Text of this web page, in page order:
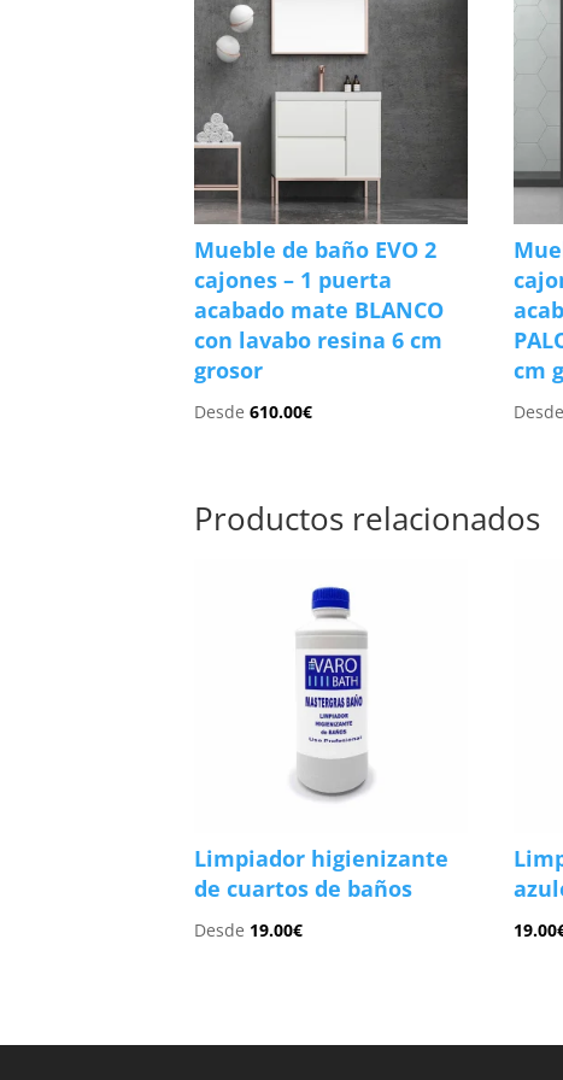
Mueble de baño EVO 2
cajones – 1 puerta
acabado mate BLANCO
con lavabo resina 6 cm
grosor
Desde610.00€
cm
Productos relacionados
Limpiador higienizante
de cuartos de baños
Desde 19.00€ 19.00